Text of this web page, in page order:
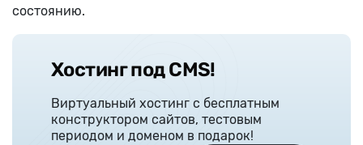
состоянию.
Хостинг под CMS!
Виртуальный хостинг с бесплатным
конструктором сайтов, тестовым
периодом и доменом в подарок!